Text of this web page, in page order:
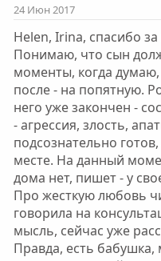
24 Июн 2017
Helen, Irina, спасибо
Понимаю, что сын
моменты, когда думаю,
после - на попятную.
него уже закончен -
- агрессия, злость,
подсознательно
месте. На данный
дома нет, пишет - у
Про жесткую любовь
говорила на
мысль, сейчас уже
Правда, есть